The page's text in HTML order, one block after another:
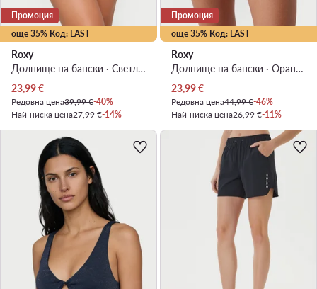
още 35% Код: LAST
Промоция
Roxy
Долнище на бански · Светлосин
Актуална цена
23,99€
Редовна цена39,99 €-40%
Най-ниска цена27,99 €-14%
още 35% Код: LAST
Промоция
Roxy
Долнище на бански · Оранжев
Актуална цена
23,99€
Редовна цена44,99 €-46%
Най-ниска цена26,99 €-11%